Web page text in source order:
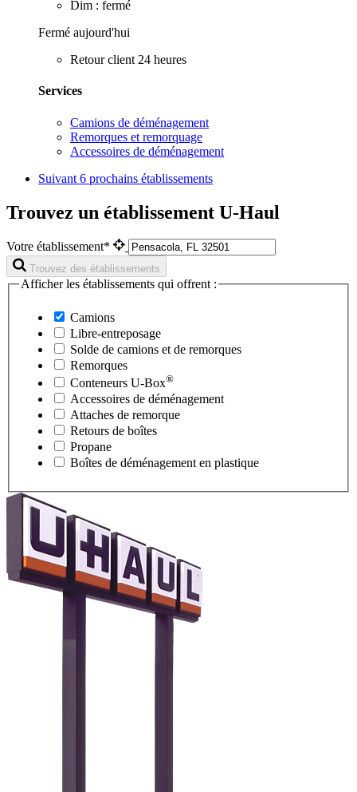
Dim : fermé
Fermé aujourd'hui
Retour client 24 heures
Services
Camions de déménagement
Remorques et remorquage
Accessoires de déménagement
Suivant 6 prochains établissements
Trouvez un établissement U-Haul
Votre établissement*
Trouvez des établissements
Afficher les établissements qui offrent :
Camions
Libre-entreposage
Solde de camions et de remorques
Remorques
Conteneurs U-Box®
Accessoires de déménagement
Attaches de remorque
Retours de boîtes
Propane
Boîtes de déménagement en plastique